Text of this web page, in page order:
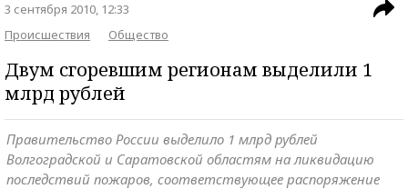
3 сентября 2010, 12:33
Происшествия
Общество
Двум сгоревшим регионам выделили 1
млрд рублей
Правительство России выделило 1 млрд рублей
Волгоградской и Саратовской областям на ликвидацию
последствий пожаров, соответствующее распоряжение